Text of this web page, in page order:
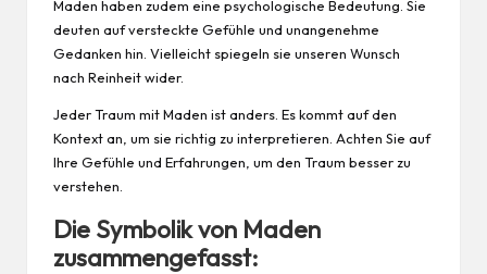
Maden haben zudem eine psychologische Bedeutung. Sie
deuten auf versteckte Gefühle und unangenehme
Gedanken hin. Vielleicht spiegeln sie unseren Wunsch
nach Reinheit wider.
Jeder Traum mit Maden ist anders. Es kommt auf den
Kontext an, um sie richtig zu interpretieren. Achten Sie auf
Ihre Gefühle und Erfahrungen, um den Traum besser zu
verstehen.
Die Symbolik von Maden
zusammengefasst: